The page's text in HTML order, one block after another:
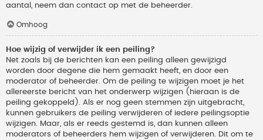
aantal, neem dan contact op met de beheerder.
Omhoog
Hoe wijzig of verwijder ik een peiling?
Net zoals bij de berichten kan een peiling alleen gewijzigd
worden door degene die hem gemaakt heeft, en door een
moderator of beheerder. Om de peiling te wijzigen moet je het
allereerste bericht van het onderwerp wijzigen (hieraan is de
peiling gekoppeld). Als er nog geen stemmen zijn uitgebracht,
kunnen gebruikers de peiling verwijderen of iedere peilingsoptie
wijzigen. Maar, als er reeds gestemd is, dan kunnen alleen
moderators of beheerders hem wijzigen of verwijderen. Dit om te